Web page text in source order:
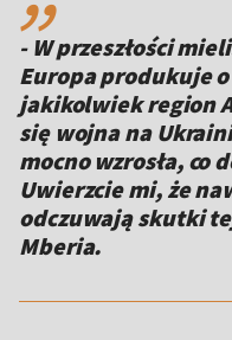
- W przeszłości
Europa produkuje
jakikolwiek region
się wojna na
mocno wzrosła, co
Uwierzcie mi, że
odczuwają skutki
Mberia.